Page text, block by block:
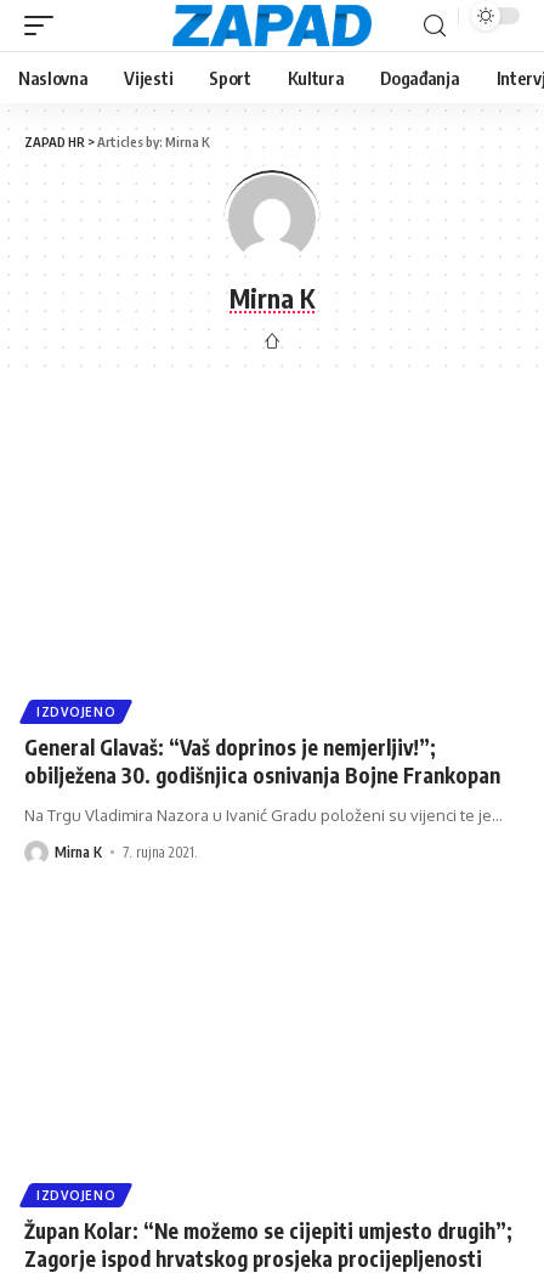
Naslovna Vijesti Sport Kultura Događanja
ZAPAD HR >Articles by: Mirna K
Mirna K
IZDVOJENO
General Glavaš: “Vaš doprinos je nemjerljiv!”;
obilježena 30. godišnjica osnivanja Bojne Frankopan
Na Trgu Vladimira Nazora u Ivanić Gradu položeni su vijenci te je…
Mirna K 7. rujna 2021.
IZDVOJENO
Župan Kolar: “Ne možemo se cijepiti umjesto drugih”;
Zagorje ispod hrvatskog prosjeka procijepljenosti